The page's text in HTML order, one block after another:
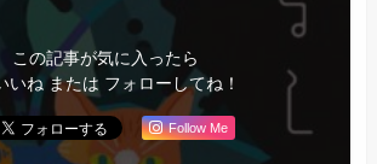
この記事が気に入ったら
いね または フォローしてね！
Follow Me